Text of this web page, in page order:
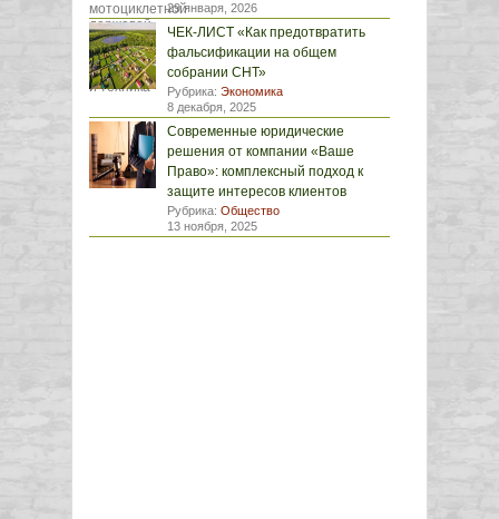
29 января, 2026
ЧЕК-ЛИСТ «Как предотвратить
фальсификации на общем
собрании СНТ»
Рубрика: Экономика
8 декабря, 2025
Современные юридические
решения от компании «Ваше
Право»: комплексный подход к
защите интересов клиентов
Рубрика: Общество
13 ноября, 2025